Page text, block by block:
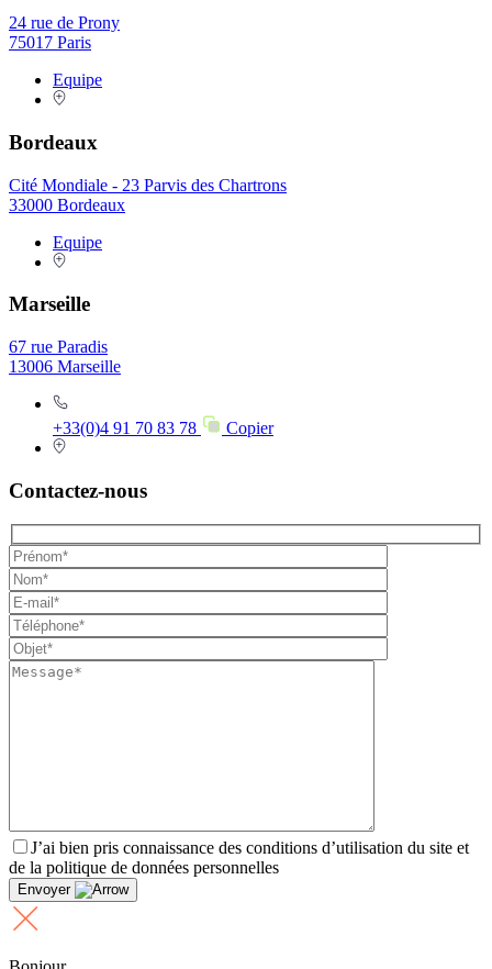
24 rue de Prony
75017 Paris
Equipe
Bordeaux
Cité Mondiale - 23 Parvis des Chartrons
33000 Bordeaux
Equipe
Marseille
67 rue Paradis
13006 Marseille
+33(0)4 91 70 83 78 Copier
Contactez-nous
J’ai bien pris connaissance des conditions d’utilisation du site et
de la politique de données personnelles
Envoyer